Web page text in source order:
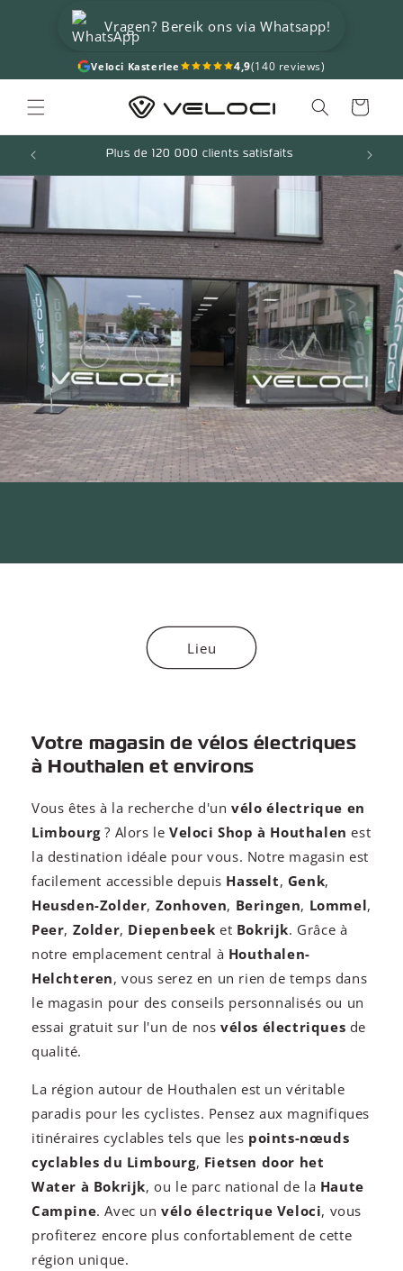
Vragen? Bereik ons via Whatsapp!
Panier
Plus de 120 000 clients satisfaits
Lieu
Votre magasin de vélos électriques
à Houthalen et environs
Vous êtes à la recherche d'un vélo électrique en
Limbourg? Alors leVeloci Shop à Houthalen est
la destination idéale pour vous. Notre magasin est
facilement accessible depuis Hasselt, Genk,
Heusden-Zolder, Zonhoven, Beringen, Lommel,
Peer, Zolder, Diepenbeek et Bokrijk. Grâce à
notre emplacement central à Houthalen-
Helchteren, vous serez en un rien de temps dans
le magasin pour des conseils personnalisés ou un
essai gratuit sur l'un de nosvélos électriques de
qualité.
La région autour de Houthalen est un véritable
paradis pour les cyclistes. Pensez aux magnifiques
itinéraires cyclables tels que les points-nœuds
cyclables du Limbourg, Fietsen door het
Water à Bokrijk, ou le parc national de la Haute
Campine. Avec unvélo électrique Veloci, vous
profiterez encore plus confortablement de cette
région unique.